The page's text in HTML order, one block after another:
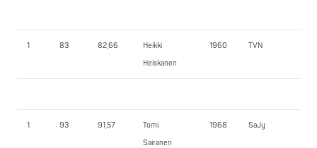
1 83 82,66
Heikki
Heiskanen
1960 TVN
1 93 91,57
Tomi
Sairanen
1968 SaJy